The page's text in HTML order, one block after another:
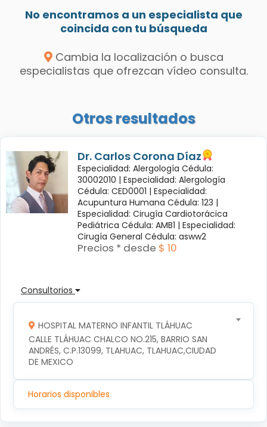
No encontramos a un especialista que
coincida con tu búsqueda
Cambia la localización o busca
especialistas que ofrezcan vídeo consulta.
Otros resultados
Dr. Carlos Corona Díaz
Especialidad: Alergología Cédula:
30002010 | Especialidad: Alergología
Cédula: CED0001 | Especialidad:
Acupuntura Humana Cédula: 123 |
Especialidad: Cirugía Cardiotorácica
Pediátrica Cédula: AMB1 | Especialidad:
Cirugía General Cédula: asww2
Precios * desde $ 10
Consultorios
HOSPITAL MATERNO INFANTIL TLÁHUAC
CALLE TLÁHUAC CHALCO NO.215, BARRIO SAN
ANDRÉS, C.P.13099, TLAHUAC, TLAHUAC,CIUDAD
DE MEXICO
Horarios disponibles